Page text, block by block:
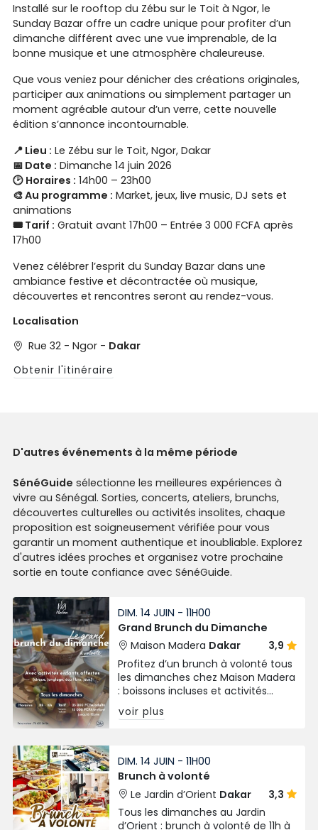
Installé sur le rooftop du Zébu sur le Toit à Ngor, le
Sunday Bazar offre un cadre unique pour profiter d’un
dimanche différent avec une vue imprenable, de la
bonne musique et une atmosphère chaleureuse.
Que vous veniez pour dénicher des créations originales,
participer aux animations ou simplement partager un
moment agréable autour d’un verre, cette nouvelle
édition s’annonce incontournable.
📍 Lieu : Le Zébu sur le Toit, Ngor, Dakar
📅 Date : Dimanche 14 juin 2026
🕑 Horaires : 14h00 – 23h00
🎨 Au programme : Market, jeux, live music, DJ sets et
animations
🎟️ Tarif : Gratuit avant 17h00 – Entrée 3 000 FCFA après
17h00
Venez célébrer l’esprit du Sunday Bazar dans une
ambiance festive et décontractée où musique,
découvertes et rencontres seront au rendez-vous.
Localisation
Rue 32 - Ngor - Dakar
Obtenir l'itinéraire
D'autres événements à la même période
SénéGuide sélectionne les meilleures expériences à
vivre au Sénégal. Sorties, concerts, ateliers, brunchs,
découvertes culturelles ou activités insolites, chaque
proposition est soigneusement vérifiée pour vous
garantir un moment authentique et inoubliable. Explorez
d'autres idées proches et organisez votre prochaine
sortie en toute confiance avec SénéGuide.
DIM. 14 JUIN - 11H00
Grand Brunch du Dimanche
Maison Madera Dakar
3,9
Profitez d’un brunch à volonté tous
les dimanches chez Maison Madera
: boissons incluses et activités
gratuites pour enfants. De 11h à 16h,
dès 15 000 FCFA.
voir plus
DIM. 14 JUIN - 11H00
Brunch à volonté
Le Jardin d’Orient Dakar
3,3
Tous les dimanches au Jardin
d’Orient : brunch à volonté de 11h à